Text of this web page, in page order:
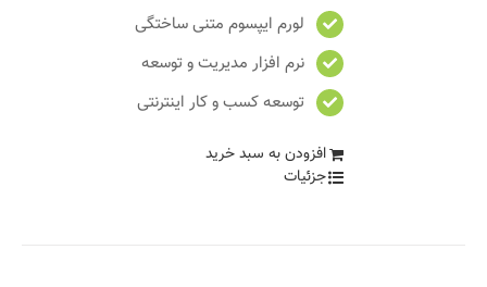
لورم ایپسوم متنی ساختگی
نرم افزار مدیریت و توسعه
توسعه کسب و کار اینترنتی
افزودن به سبد خرید
جزئیات